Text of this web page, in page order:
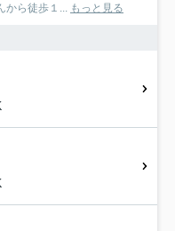
から徒歩１... もっと見る